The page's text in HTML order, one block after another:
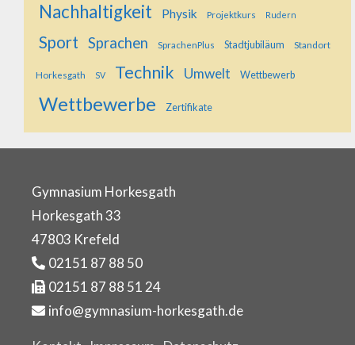
Nachhaltigkeit Physik Projektkurs Rudern
Sport Sprachen SprachenPlus Stadtjubiläum Standort
Horkesgath SV Technik Umwelt Wettbewerb
Wettbewerbe Zertifikate
Gymnasium Horkesgath
Horkesgath 33
47803 Krefeld
02151 87 88 50
02151 87 88 51 24
info@gymnasium-horkesgath.de